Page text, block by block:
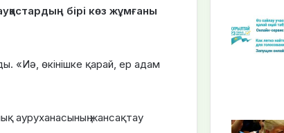
бірі көз жұмғаны
«Иә, өкінішке қарай, ер адам
ауруханасының жансақтау